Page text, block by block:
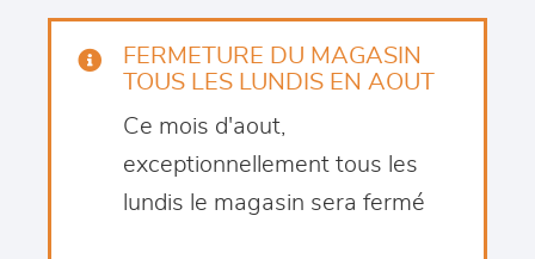
FERMETURE DU MAGASIN
TOUS LES LUNDIS EN AOUT
Ce mois d'aout,
exceptionnellement tous les
lundis le magasin sera fermé